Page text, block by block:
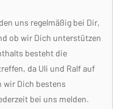
uns regelmäßig bei Dir,
ob wir Dich unterstützen
besteht die
da Uli und Ralf auf
wir Dich bestens
bei uns melden.